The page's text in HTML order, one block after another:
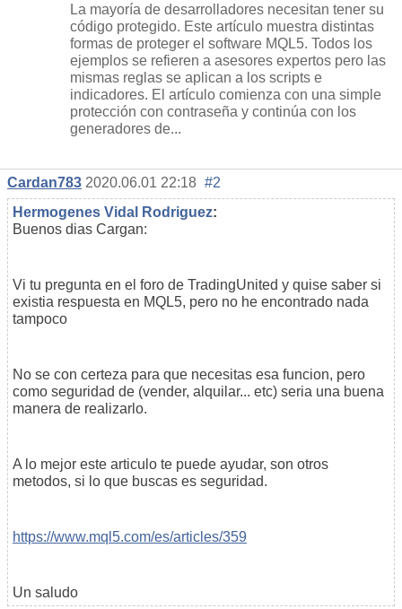
La mayoría de desarrolladores necesitan tener su
código protegido. Este artículo muestra distintas
formas de proteger el software MQL5. Todos los
ejemplos se refieren a asesores expertos pero las
mismas reglas se aplican a los scripts e
indicadores. El artículo comienza con una simple
protección con contraseña y continúa con los
generadores de...
Cardan783 2020.06.01 22:18 #2
Hermogenes Vidal Rodriguez:
Buenos dias Cargan:
Vi tu pregunta en el foro de TradingUnited y quise saber si
existia respuesta en MQL5, pero no he encontrado nada
tampoco
No se con certeza para que necesitas esa funcion, pero
como seguridad de (vender, alquilar... etc) seria una buena
manera de realizarlo.
A lo mejor este articulo te puede ayudar, son otros
metodos, si lo que buscas es seguridad.
https://www.mql5.com/es/articles/359
Un saludo